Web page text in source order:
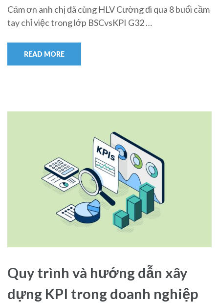
Cảm ơn anh chị đã cùng HLV Cường đi qua 8 buổi cầm
tay chỉ việc trong lớp BSCvsKPI G32 …
READ MORE
Quy trình và hướng dẫn xây
dựng KPI trong doanh nghiệp